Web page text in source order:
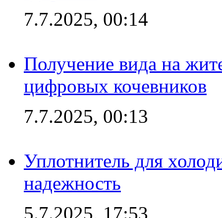
7.7.2025, 00:14
Получение вида на
цифровых кочевников
7.7.2025, 00:13
Уплотнитель для
надежность
5.7.2025, 17:53